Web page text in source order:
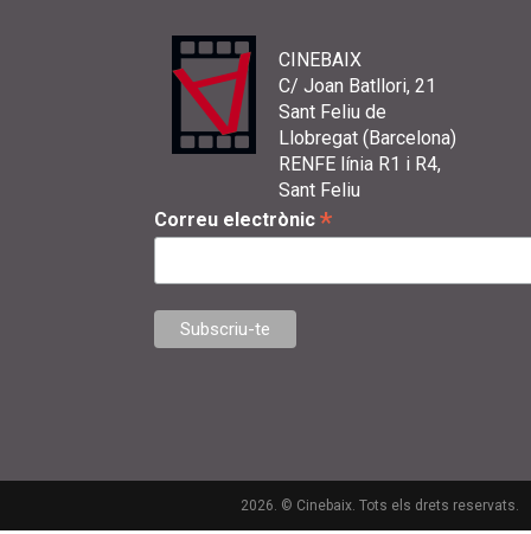
CINEBAIX
C/ Joan Batllori, 21
Sant Feliu de
Llobregat (Barcelona)
RENFE línia R1 i R4,
Sant Feliu
Correu electrònic *
2026. © Cinebaix. Tots els drets reservats.